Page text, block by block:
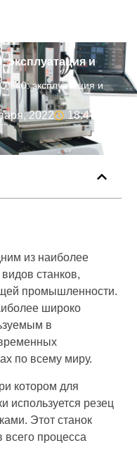
эксплуатация и
540: эксплуатация и
2022
18:47
из наиболее
станков,
промышленности.
широко
в
по всему миру.
котором для
используется резец
Этот станок
всего процесса